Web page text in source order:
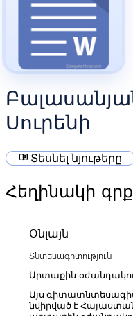
Սուրենի
menu_book Տեսնել նյութերը
Հեղինակի
Օնլայն
Տնտեսագիտություն
Արտաքին
Այս
նվիրված է
արտաքին